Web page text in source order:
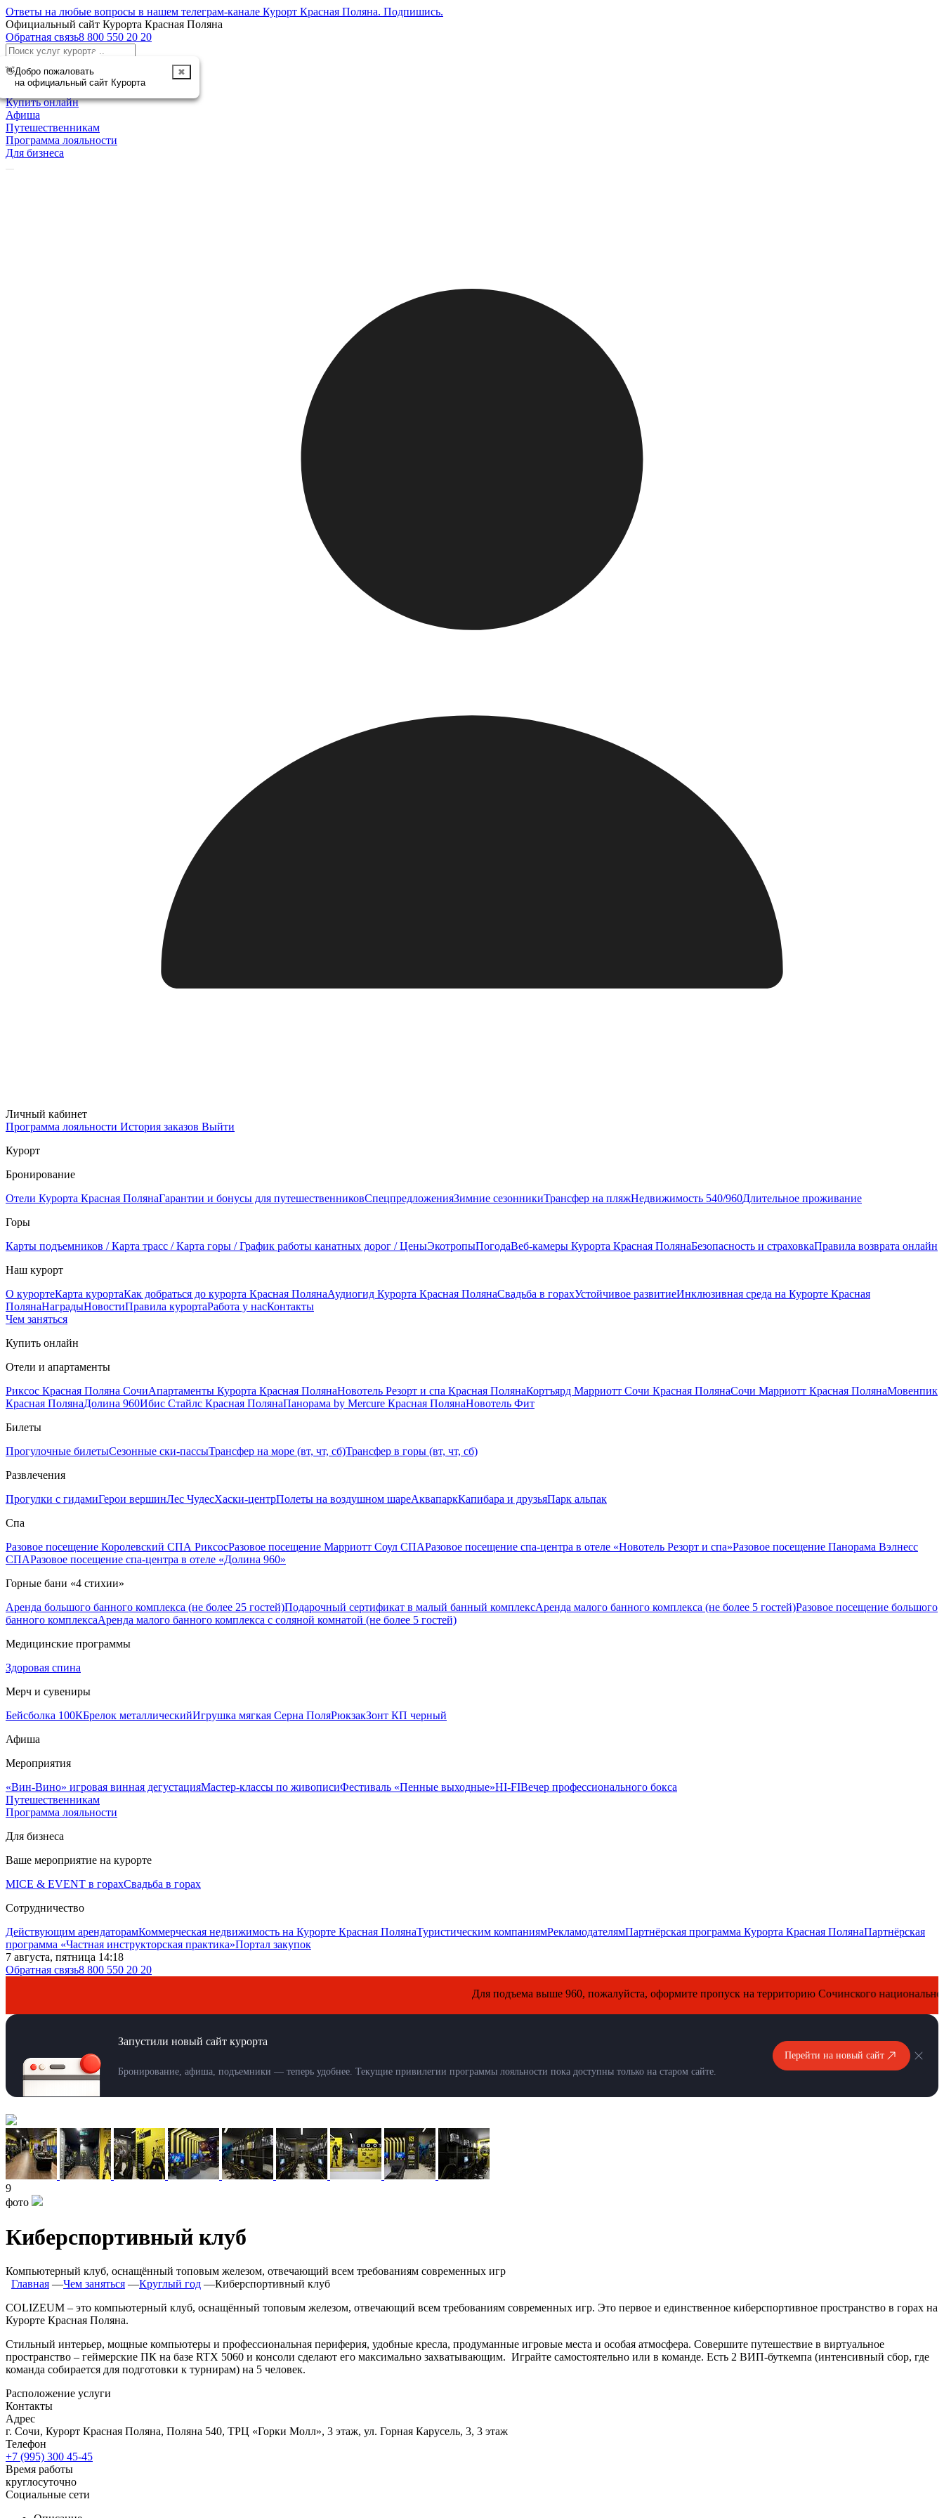
Ответы на любые вопросы в нашем телеграм-канале Курорт Красная Поляна. Подпишись.
Официальный сайт Курорта Красная Поляна
Обратная связь8 800 550 20 20
👋Добро пожаловать
на официальный сайт Курорта
✖
Отменить
Курорт
Чем заняться
Купить онлайн
Афиша
Путешественникам
Программа лояльности
Для бизнеса
Личный кабинет
Программа лояльности История заказов Выйти
Курорт
Бронирование
Отели Курорта Красная ПолянаГарантии и бонусы для путешественниковСпецпредложенияЗимние сезонникиТрансфер на пляжНедвижимость 540/960Длительное проживание
Горы
Карты подъемников / Карта трасс / Карта горы / График работы канатных дорог / ЦеныЭкотропыПогодаВеб-камеры Курорта Красная ПолянаБезопасность и страховкаПравила возврата онлайн
Наш курорт
О курортеКарта курортаКак добраться до курорта Красная ПолянаАудиогид Курорта Красная ПолянаСвадьба в горахУстойчивое развитиеИнклюзивная среда на Курорте Красная
ПолянаНаградыНовостиПравила курортаРабота у насКонтакты
Чем заняться
Купить онлайн
Отели и апартаменты
Риксос Красная Поляна СочиАпартаменты Курорта Красная ПолянаНовотель Резорт и спа Красная ПолянаКортъярд Марриотт Сочи Красная ПолянаСочи Марриотт Красная ПолянаМовенпик
Красная ПолянаДолина 960Ибис Стайлс Красная ПолянаПанорама by Mercure Красная ПолянаНовотель Фит
Билеты
Прогулочные билетыСезонные ски-пассыТрансфер на море (вт, чт, сб)Трансфер в горы (вт, чт, сб)
Развлечения
Прогулки с гидамиГерои вершинЛес ЧудесХаски-центрПолеты на воздушном шареАквапаркКапибара и друзьяПарк альпак
Спа
Разовое посещение Королевский СПА РиксосРазовое посещение Марриотт Соул СПАРазовое посещение спа-центра в отеле «Новотель Резорт и спа»Разовое посещение Панорама Вэлнесс
СПАРазовое посещение спа-центра в отеле «Долина 960»
Горные бани «4 стихии»
Аренда большого банного комплекса (не более 25 гостей)Подарочный сертификат в малый банный комплексАренда малого банного комплекса (не более 5 гостей)Разовое посещение большого
банного комплексаАренда малого банного комплекса с соляной комнатой (не более 5 гостей)
Медицинские программы
Здоровая спина
Мерч и сувениры
Бейсболка 100КБрелок металлическийИгрушка мягкая Серна ПоляРюкзакЗонт КП черный
Афиша
Мероприятия
«Вин-Вино» игровая винная дегустацияМастер-классы по живописиФестиваль «Пенные выходные»HI-FIВечер профессионального бокса
Путешественникам
Программа лояльности
Для бизнеса
Ваше мероприятие на курорте
MICE & EVENT в горахСвадьба в горах
Сотрудничество
Действующим арендаторамКоммерческая недвижимость на Курорте Красная ПолянаТуристическим компаниямРекламодателямПартнёрская программа Курорта Красная ПолянаПартнёрская
программа «Частная инструкторская практика»Портал закупок
7 августа, пятница 14:18
Обратная связь8 800 550 20 20
Для подъема выше 960, пожалуйста, оформите пропуск на территорию Сочинского национального
Запустили новый сайт курорта
Бронирование, афиша, подъемники — теперь удобнее. Текущие привилегии программы лояльности пока доступны только на старом сайте.
Перейти на новый сайт
9
фото
Киберспортивный клуб
Компьютерный клуб, оснащённый топовым железом, отвечающий всем требованиям современных игр
Главная ―Чем заняться ―Круглый год ―Киберспортивный клуб
COLIZEUM – это компьютерный клуб, оснащённый топовым железом, отвечающий всем требованиям современных игр. Это первое и единственное киберспортивное пространство в горах на
Курорте Красная Поляна.
Стильный интерьер, мощные компьютеры и профессиональная периферия, удобные кресла, продуманные игровые места и особая атмосфера. Совершите путешествие в виртуальное
пространство – геймерские ПК на базе RTX 5060 и консоли сделают его максимально захватывающим. Играйте самостоятельно или в команде. Есть 2 ВИП-буткемпа (интенсивный сбор, где
команда собирается для подготовки к турнирам) на 5 человек.
Расположение услуги
Контакты
Адрес
г. Сочи, Курорт Красная Поляна, Поляна 540, ТРЦ «Горки Молл», 3 этаж, ул. Горная Карусель, 3, 3 этаж
Телефон
+7 (995) 300 45-45
Время работы
круглосуточно
Социальные сети